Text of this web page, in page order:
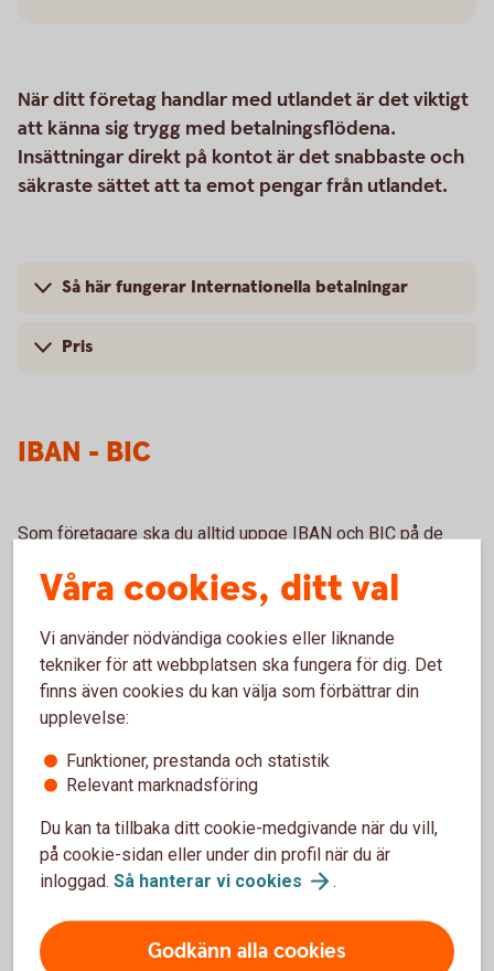
När ditt företag handlar med utlandet är det viktigt
att känna sig trygg med betalningsflödena.
Insättningar direkt på kontot är det snabbaste och
säkraste sättet att ta emot pengar från utlandet.
Så här fungerar Internationella betalningar
Pris
IBAN - BIC
Som företagare ska du alltid uppge IBAN och BIC på de
IBAN och BIC/NationelltID
För att se detta innehåll behöver du först
godkänna cookies för Funktioner, prestanda
Inställningar för cookies
Våra cookies, ditt val
Vi använder nödvändiga cookies eller liknande
tekniker för att webbplatsen ska fungera för dig. Det
finns även cookies du kan välja som förbättrar din
upplevelse:
Funktioner, prestanda och statistik
Relevant marknadsföring
Du kan ta tillbaka ditt cookie-medgivande när du vill,
på cookie-sidan eller under din profil när du är
inloggad. Så hanterar vi cookies .
Godkänn alla cookies